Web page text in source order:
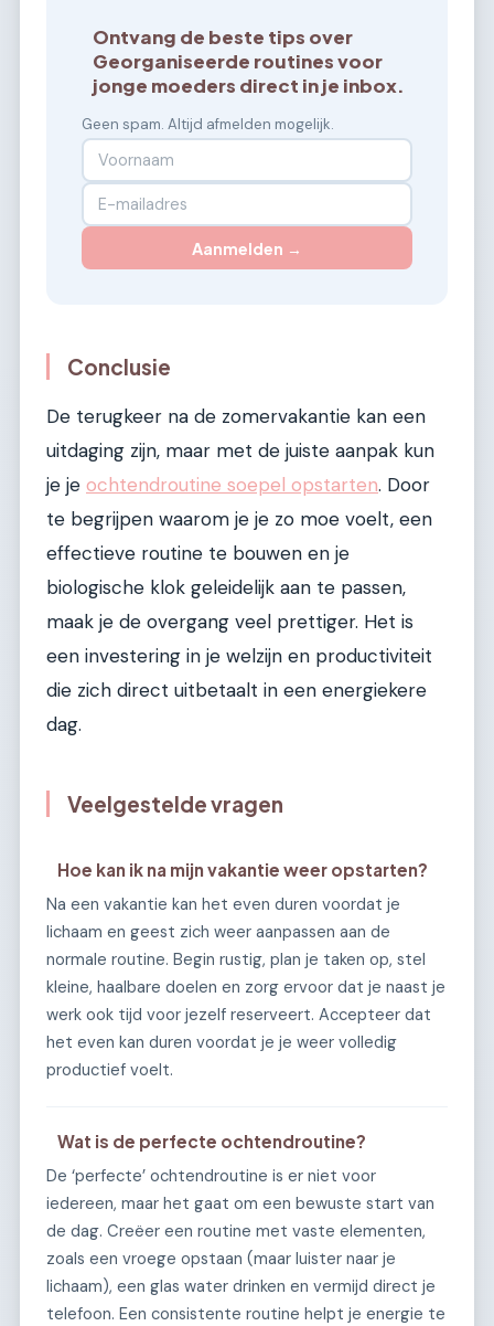
Ontvang de beste tips over
Georganiseerde routines voor
jonge moeders direct in je inbox.
Geen spam. Altijd afmelden mogelijk.
Aanmelden →
Conclusie
De terugkeer na de zomervakantie kan een
uitdaging zijn, maar met de juiste aanpak kun
je je ochtendroutine soepel opstarten. Door
te begrijpen waarom je je zo moe voelt, een
effectieve routine te bouwen en je
biologische klok geleidelijk aan te passen,
maak je de overgang veel prettiger. Het is
een investering in je welzijn en productiviteit
die zich direct uitbetaalt in een energiekere
dag.
Veelgestelde vragen
Hoe kan ik na mijn vakantie weer opstarten?
Na een vakantie kan het even duren voordat je
lichaam en geest zich weer aanpassen aan de
normale routine. Begin rustig, plan je taken op, stel
kleine, haalbare doelen en zorg ervoor dat je naast je
werk ook tijd voor jezelf reserveert. Accepteer dat
het even kan duren voordat je je weer volledig
productief voelt.
Wat is de perfecte ochtendroutine?
De ‘perfecte’ ochtendroutine is er niet voor
iedereen, maar het gaat om een bewuste start van
de dag. Creëer een routine met vaste elementen,
zoals een vroege opstaan (maar luister naar je
lichaam), een glas water drinken en vermijd direct je
telefoon. Een consistente routine helpt je energie te